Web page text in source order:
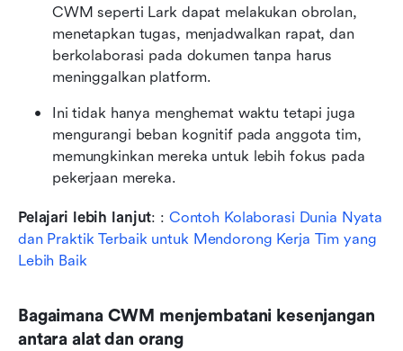
CWM seperti Lark dapat melakukan obrolan,
menetapkan tugas, menjadwalkan rapat, dan
berkolaborasi pada dokumen tanpa harus
meninggalkan platform.
Ini tidak hanya menghemat waktu tetapi juga
mengurangi beban kognitif pada anggota tim,
memungkinkan mereka untuk lebih fokus pada
pekerjaan mereka.
Pelajari lebih lanjut: : Contoh Kolaborasi Dunia Nyata
dan Praktik Terbaik untuk Mendorong Kerja Tim yang
Lebih Baik
Bagaimana CWM menjembatani kesenjangan
antara alat dan orang